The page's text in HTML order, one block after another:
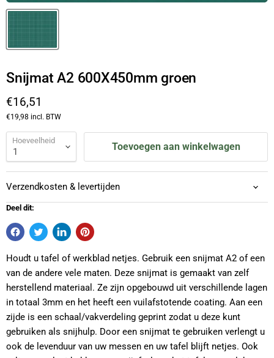
Snijmat A2 600X450mm groen
Huidige prijs
€16,51
€19,98 incl. BTW
Hoeveelheid Toevoegen aan winkelwagen
Verzendkosten & levertijden
Deel dit:
Houdt u tafel of werkblad netjes. Gebruik een snijmat A2 of een
van de andere vele maten. Deze snijmat is gemaakt van zelf
herstellend materiaal. Ze zijn opgebouwd uit verschillende lagen
in totaal 3mm en het heeft een vuilafstotende coating. Aan een
zijde is een schaal/vakverdeling geprint zodat u deze kunt
gebruiken als snijhulp. Door een snijmat te gebruiken verlengt u
ook de levenduur van uw messen en uw tafel blijft netjes. Ook